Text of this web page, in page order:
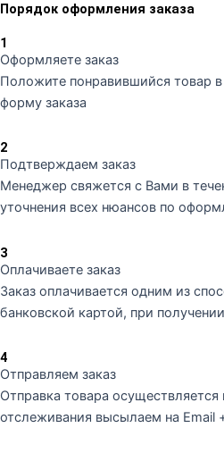
Порядок оформления заказа
1
Оформляете заказ
Положите понравившийся товар в
форму заказа
2
Подтверждаем заказ
Менеджер свяжется с Вами в
уточнения всех нюансов по
3
Оплачиваете заказ
Заказ оплачивается одним из
банковской картой, при получении
4
Отправляем заказ
Отправка товара осуществляется
отслеживания высылаем на Email